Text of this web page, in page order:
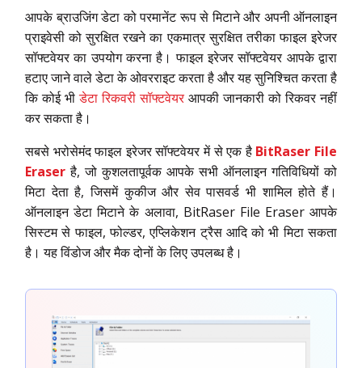
आपके ब्राउजिंग डेटा को परमानेंट रूप से मिटाने और अपनी ऑनलाइन
प्राइवेसी को सुरक्षित रखने का एकमात्र सुरक्षित तरीका फाइल इरेजर
सॉफ्टवेयर का उपयोग करना है। फाइल इरेजर सॉफ्टवेयर आपके द्वारा
हटाए जाने वाले डेटा के ओवरराइट करता है और यह सुनिश्चित करता है
कि कोई भीडेटा रिकवरी सॉफ्टवेयर आपकी जानकारी को रिकवर नहीं
कर सकता है।
सबसे भरोसेमंद फाइल इरेजर सॉफ्टवेयर में से एक है BitRaser File
Eraser है, जो कुशलतापूर्वक आपके सभी ऑनलाइन गतिविधियों को
मिटा देता है, जिसमें कुकीज और सेव पासवर्ड भी शामिल होते हैं।
ऑनलाइन डेटा मिटाने के अलावा, BitRaser File Eraser आपके
सिस्टम से फाइल, फोल्डर, एप्लिकेशन ट्रैस आदि को भी मिटा सकता
है। यह विंडोज और मैक दोनों के लिए उपलब्ध है।